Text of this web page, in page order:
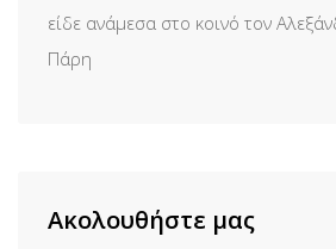
είδε ανάμεσα στο κοινό τον
Πάρη
Ακολουθήστε μας